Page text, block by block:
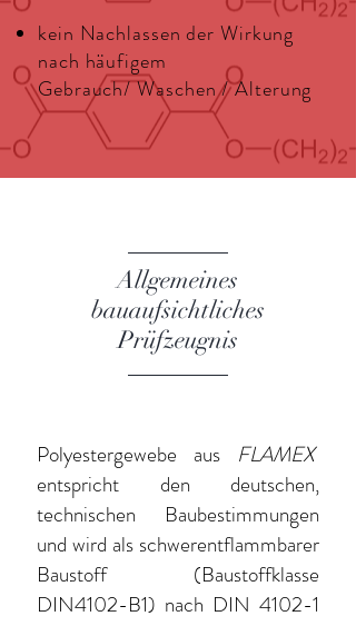
kein Nachlassen der Wirkung
nach häufigem
Gebrauch/Waschen / Alterung
Allgemeines
bauaufsichtliches
Prüfzeugnis
Polyestergewebe aus FLAMEX
entspricht den deutschen,
technischen Baubestimmungen
und wird als schwerentflammbarer
Baustoff (Baustoffklasse
DIN4102-B1) nach DIN 4102-1